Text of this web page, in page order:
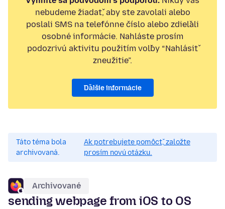
nebudeme žiadať, aby ste zavolali alebo
poslali SMS na telefónne číslo alebo zdieľali
osobné informácie. Nahláste prosím
podozrivú aktivitu použitím voľby “Nahlásiť
zneužitie”.
Ďalšie informácie
Táto téma bola
archivovaná.
Ak potrebujete pomôcť, založte
prosím novú otázku.
Archivované
sending webpage from iOS to OS